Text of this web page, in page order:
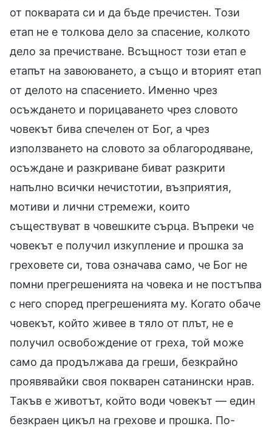
от покварата си и да бъде пречистен. Този
етап не е толкова дело за спасение, колкото
дело за пречистване. Всъщност този етап е
етапът на завоюването, а също и вторият етап
от делото на спасението. Именно чрез
осъждането и порицаването чрез словото
човекът бива спечелен от Бог, а чрез
използването на словото за облагородяване,
осъждане и разкриване биват разкрити
напълно всички нечистотии, възприятия,
мотиви и лични стремежи, които
съществуват в човешките сърца. Въпреки че
човекът е получил изкупление и прошка за
греховете си, това означава само, че Бог не
помни прегрешенията на човека и не постъпва
с него според прегрешенията му. Когато обаче
човекът, който живее в тяло от плът, не е
получил освобождение от греха, той може
само да продължава да греши, безкрайно
проявявайки своя покварен сатанински нрав.
Такъв е животът, който води човекът — един
безкраен цикъл на грехове и прошка. По-